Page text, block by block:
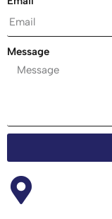
Message